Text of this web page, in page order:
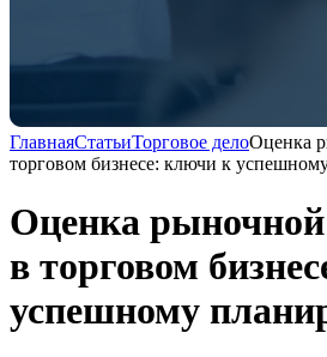
ГлавнаяСтатьиТорговое делоОценка
торговом бизнесе: ключи к
Оценка рыночной
в торговом
успешному